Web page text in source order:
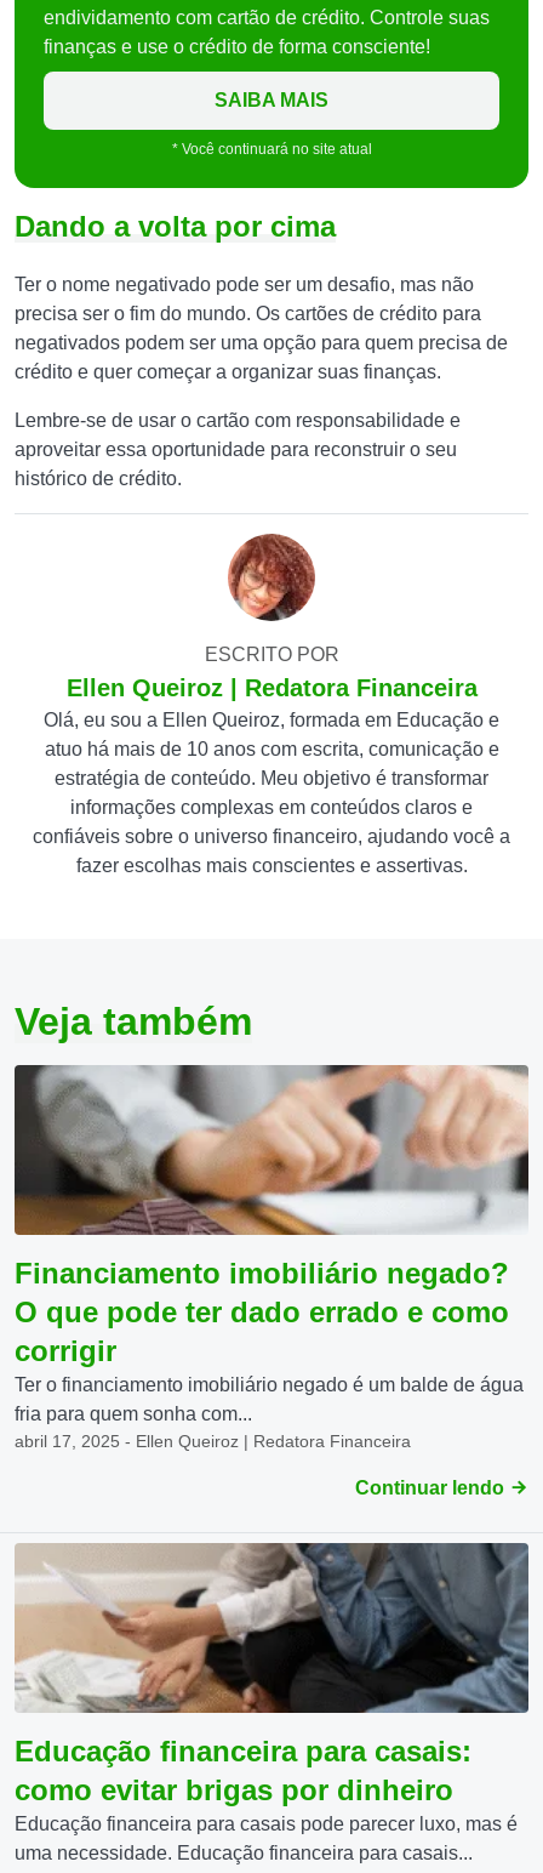
endividamento com cartão de crédito. Controle suas
finanças e use o crédito de forma consciente!
SAIBA MAIS
* Você continuará no site atual
Dando a volta por cima
Ter o nome negativado pode ser um desafio, mas não
precisa ser o fim do mundo. Os cartões de crédito para
negativados podem ser uma opção para quem precisa de
crédito e quer começar a organizar suas finanças.
Lembre-se de usar o cartão com responsabilidade e
aproveitar essa oportunidade para reconstruir o seu
histórico de crédito.
ESCRITO POR
Ellen Queiroz | Redatora Financeira
Olá, eu sou a Ellen Queiroz, formada em Educação e
atuo há mais de 10 anos com escrita, comunicação e
estratégia de conteúdo. Meu objetivo é transformar
informações complexas em conteúdos claros e
confiáveis sobre o universo financeiro, ajudando você a
fazer escolhas mais conscientes e assertivas.
Veja também
Financiamento imobiliário negado?
O que pode ter dado errado e como
corrigir
Ter o financiamento imobiliário negado é um balde de água
fria para quem sonha com...
abril 17, 2025 - Ellen Queiroz | Redatora Financeira
Continuar lendo
Educação financeira para casais:
como evitar brigas por dinheiro
Educação financeira para casais pode parecer luxo, mas é
uma necessidade. Educação financeira para casais...